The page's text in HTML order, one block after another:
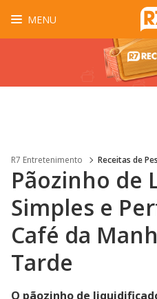
MENU
R7 Entretenimento Receitas de
Pãozinho de
Simples e
Café da
Tarde
O pãozinho de